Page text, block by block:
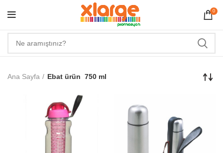
0
Ana Sayfa Ebat ürün 750 ml